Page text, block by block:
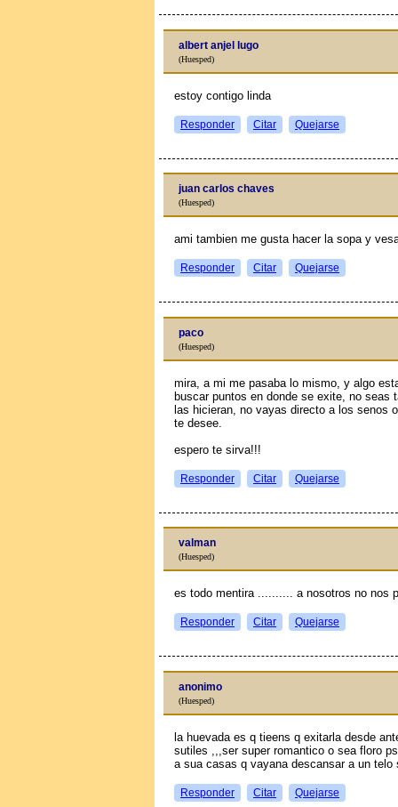
albert anjel lugo
(Huesped)
estoy contigo linda
Responder Citar Quejarse
juan carlos chaves
(Huesped)
ami tambien me gusta hacer la sopa y
Responder Citar Quejarse
paco
(Huesped)
mira, a mi me pasaba lo mismo, y algo
buscar puntos en donde se exite, no seas
las hicieran, no vayas directo a los senos
te desee.
espero te sirva!!!
Responder Citar Quejarse
valman
(Huesped)
es todo mentira .......... a nosotros no nos
Responder Citar Quejarse
anonimo
(Huesped)
la huevada es q tieens q exitarla desde
sutiles ,,,ser super romantico o sea floro
a sua casas q vayana descansar a un
Responder Citar Quejarse